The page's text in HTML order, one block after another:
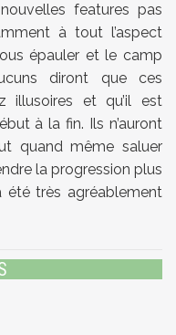
features pas
à tout l’aspect
épauler et le camp
diront que ces
illusoires et qu’il est
à la fin. Ils n’auront
quand même saluer
la progression plus
été très agréablement